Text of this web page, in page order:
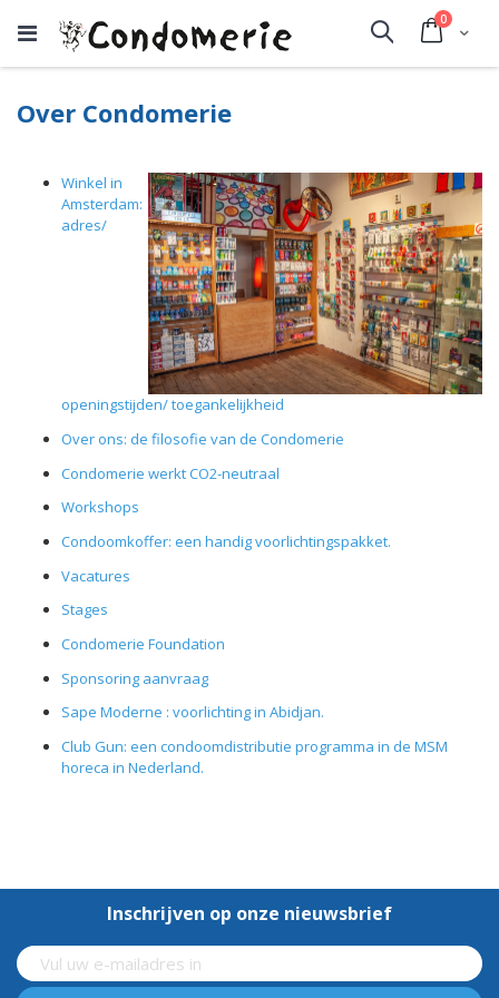
Cart
0
Search
Over Condomerie
Winkel in
Amsterdam:
adres/
openingstijden/ toegankelijkheid
Over ons: de filosofie van de Condomerie
Condomerie werkt CO2-neutraal
Workshops
Condoomkoffer: een handig voorlichtingspakket.
Vacatures
Stages
Condomerie Foundation
Sponsoring aanvraag
Sape Moderne : voorlichting in Abidjan.
Club Gun: een condoomdistributie programma in de MSM
horeca in Nederland.
Inschrijven op onze nieuwsbrief